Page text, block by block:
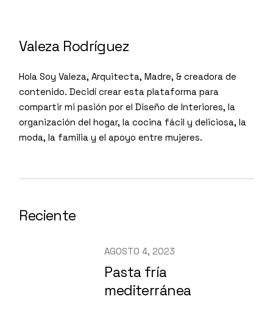
Valeza Rodríguez
Hola Soy Valeza, Arquitecta, Madre, & creadora de
contenido. Decidí crear esta plataforma para
compartir mi pasión por el Diseño de Interiores, la
organización del hogar, la cocina fácil y deliciosa, la
moda, la familia y el apoyo entre mujeres.
Reciente
AGOSTO 4, 2023
Pasta fría
mediterránea